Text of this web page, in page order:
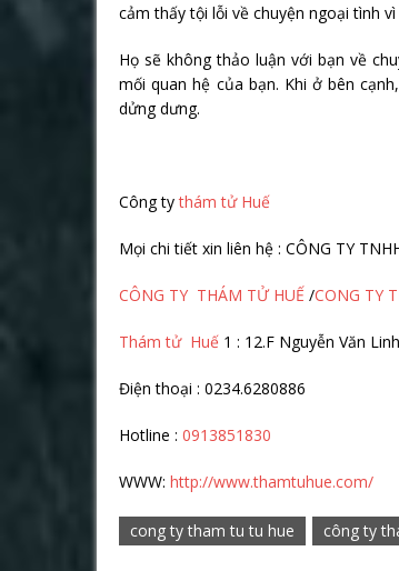
cảm thấy tội lỗi về chuyện ngoại tình
Họ sẽ không thảo luận với bạn về
mối quan hệ của bạn. Khi ở bên
dửng dưng.
Công tythám tử Huế
Mọi chi tiết xin liên hệ : CÔNG TY
CÔNG TY THÁM TỬ HUẾ /CONG TY
Thám tử Huế 1 : 12.F Nguyễn Văn
Điện thoại : 0234.6280886
Hotline : 0913851830
WWW: http://www.thamtuhue.com/
cong ty tham tu tu hue công ty